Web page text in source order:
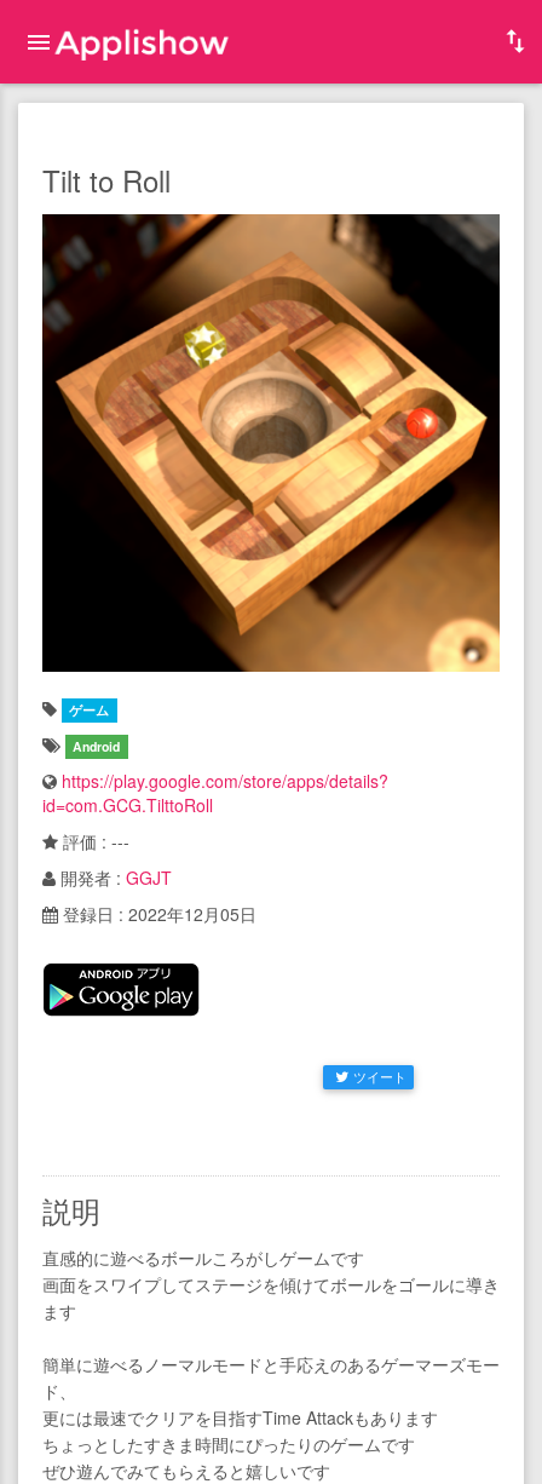
Tilt to Roll
ゲーム
Android
https://play.google.com/store/apps/details?
id=com.GCG.TilttoRoll
評価 : ---
開発者 : GGJT
登録日 : 2022年12月05日
ツイート
説明
直感的に遊べるボールころがしゲームです
画面をスワイプしてステージを傾けてボールをゴールに導き
ます
簡単に遊べるノーマルモードと手応えのあるゲーマーズモー
ド、
更には最速でクリアを目指すTime Attackもあります
ちょっとしたすきま時間にぴったりのゲームです
ぜひ遊んでみてもらえると嬉しいです